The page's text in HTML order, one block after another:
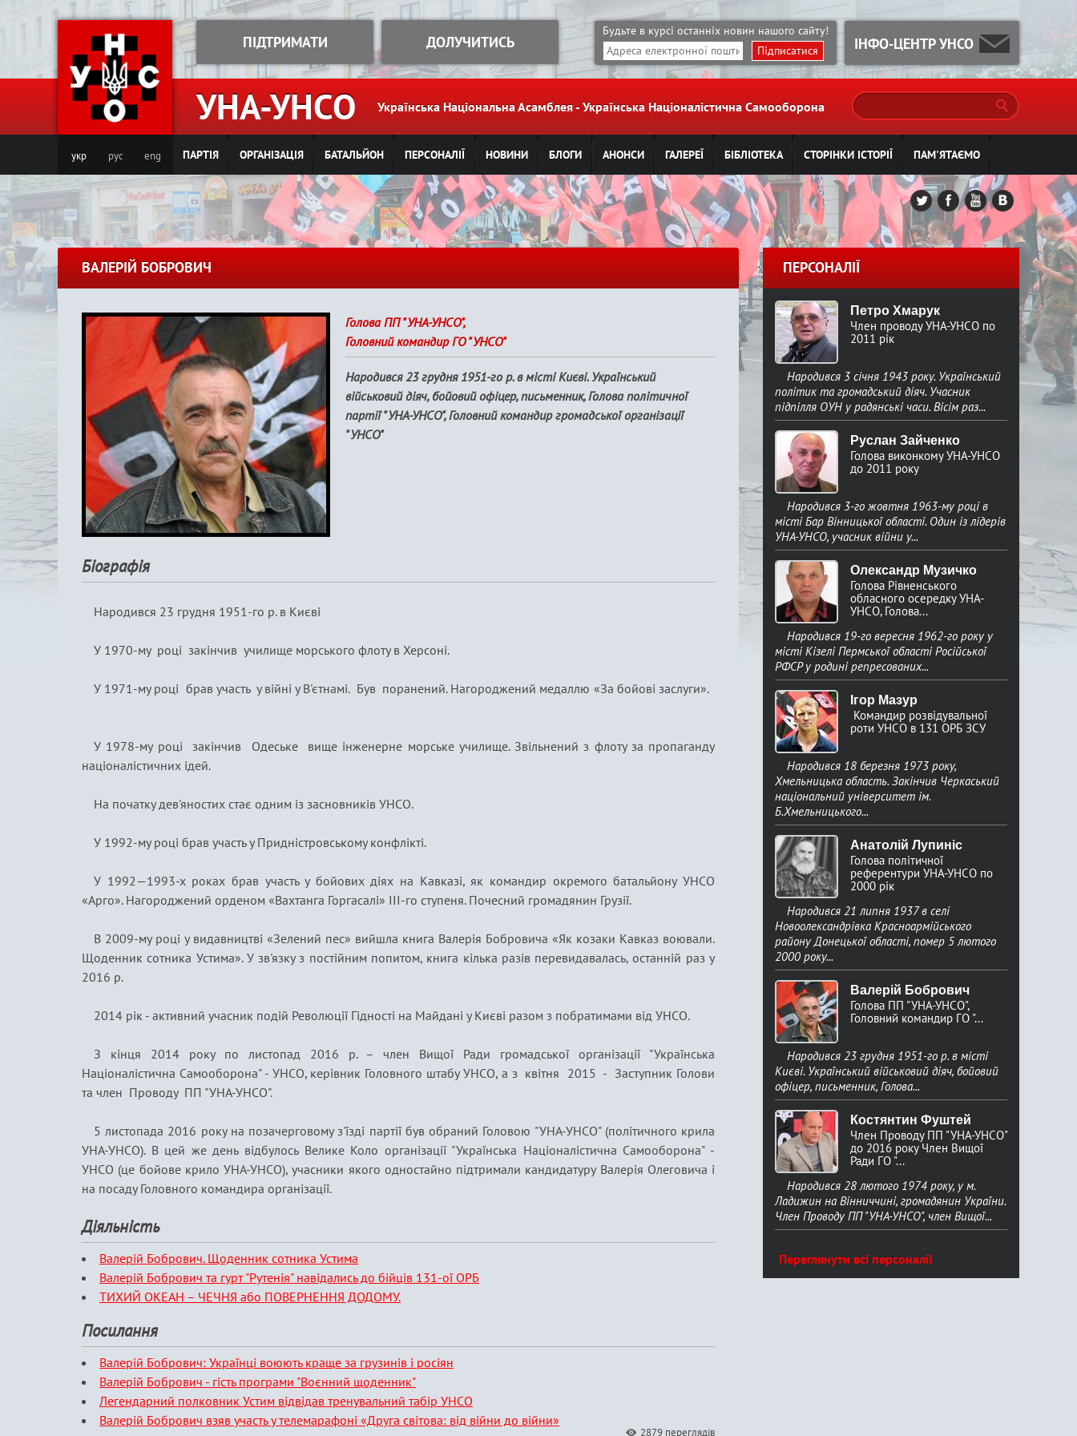
УНА-УНСО Українська Національна Асамблея - Українська Націоналістична Самооборона
ПІДТРИМАТИ ДОЛУЧИТИСЬ
Будьте в курсі останніх новин нашого сайту!
ІНФО-ЦЕНТР УНСО
П
о
у
к
о
а
ф
о
р
м
а
П
о
у
к
укр рус eng ПАРТІЯ ОРГАНІЗАЦІЯ БАТАЛЬЙОН ПЕРСОНАЛІЇ НОВИНИ БЛОГИ АНОНСИ ГАЛЕРЕЇ БІБЛІОТЕКА СТОРІНКИ ІСТОРІЇ ПАМ'ЯТАЄМО
ПЕРСОНАЛІЇ
Петро Хмарук
Член проводу УНА-УНСО по
2011 рік
Народився 3 січня 1943 року. Український
політик та громадський діяч. Учасник
підпілля ОУН у радянські часи. Вісім раз...
Руслан Зайченко
Голова виконкому УНА-УНСО
до 2011 року
Народився 3-го жовтня 1963-му році в
місті Бар Вінницької області. Один із лідерів
УНА-УНСО, учасник війни у...
Олександр Музичко
Голова Рівненського
обласного осередку УНА-
УНСО, Голова...
Народився 19-го вересня 1962-го року у
місті Кізелі Пермської області Російської
РФСР у родині репресованих...
Ігор Мазур
Командир розвідувальної
роти УНСО в 131 ОРБ ЗСУ
Народився 18 березня 1973 року,
Хмельницька область. Закінчив Черкаський
національний університет ім.
Б.Хмельницького...
Анатолій Лупиніс
Голова політичної
референтури УНА-УНСО по
2000 рік
Народився 21 липня 1937 в селі
Новоолександрівка Красноармійського
району Донецької області, помер 5 лютого
2000 року...
Валерій Бобрович
Голова ПП "УНА-УНСО",
Головний командир ГО "...
Народився 23 грудня 1951-го р. в місті
Києві. Український військовий діяч, бойовий
офіцер, письменник, Голова...
Костянтин Фуштей
Член Проводу ПП "УНА-УНСО"
до 2016 року Член Вищої
Ради ГО "...
Народився 28 лютого 1974 року, у м.
Ладижин на Вінниччині, громадянин України.
Член Проводу ПП "УНА-УНСО", член Вищої...
Переглянути всі персоналії
ВАЛЕРІЙ БОБРОВИЧ
Голова ПП "УНА-УНСО",
Головний командир ГО "УНСО"
Народився 23 грудня 1951-го р. в місті Києві. Український
військовий діяч, бойовий офіцер, письменник, Голова політичної
партії "УНА-УНСО", Головний командир громадської організації
"УНСО"
Біографія
Народився 23 грудня 1951-го р. в Києві
У 1970-му році закінчив училище морського флоту в Херсоні.
У 1971-му році брав участь у війні у В'єтнамі. Був поранений. Нагороджений медаллю «За бойові заслуги».
У 1978-му році закінчив Одеське вище інженерне морське училище. Звільнений з флоту за пропаганду
націоналістичних ідей.
На початку дев'яностих стає одним із засновників УНСО.
У 1992-му році брав участь у Придністровському конфлікті.
У 1992—1993-х роках брав участь у бойових діях на Кавказі, як командир окремого батальйону УНСО
«Арго». Нагороджений орденом «Вахтанга Горгасалі» ІІІ-го ступеня. Почесний громадянин Грузії.
В 2009-му році у видавництві «Зелений пес» вийшла книга Валерія Бобровича «Як козаки Кавказ воювали.
Щоденник сотника Устима». У зв'язку з постійним попитом, книга кілька разів перевидавалась, останній раз у
2016 р.
2014 рік - активний учасник подій Революції Гідності на Майдані у Києві разом з побратимами від УНСО.
З кінця 2014 року по листопад 2016 р. – член Вищої Ради громадської організації "Українська
Націоналістична Самооборона" - УНСО, керівник Головного штабу УНСО, а з квітня 2015 - Заступник Голови
та член Проводу ПП "УНА-УНСО".
5 листопада 2016 року на позачерговому з'їзді партії був обраний Головою "УНА-УНСО" (політичного крила
УНА-УНСО). В цей же день відбулось Велике Коло організації "Українська Націоналістична Самооборона" -
УНСО (це бойове крило УНА-УНСО), учасники якого одностайно підтримали кандидатуру Валерія Олеговича і
на посаду Головного командира організації.
Діяльність
Валерій Бобрович. Щоденник сотника Устима
Валерій Бобрович та гурт "Рутенія" навідались до бійців 131-ої ОРБ
ТИХИЙ ОКЕАН – ЧЕЧНЯ або ПОВЕРНЕННЯ ДОДОМУ.
Посилання
Валерій Бобрович: Українці воюють краще за грузинів і росіян
Валерій Бобрович - гість програми "Воєнний щоденник"
Легендарний полковник Устим відвідав тренувальний табір УНСО
Валерій Бобрович взяв участь у телемарафоні «Друга світова: від війни до війни»
2879 переглядів